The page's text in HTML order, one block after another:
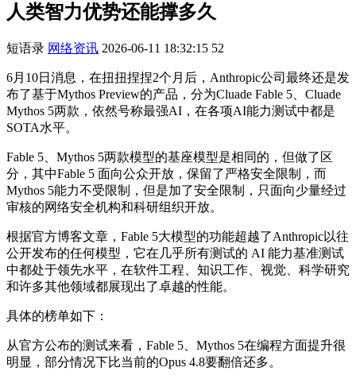
人类智力优势还能撑多久
短语录 网络资讯 2026-06-11 18:32:15 52
6月10日消息，在扭扭捏捏2个月后，Anthropic公司最终还是发
布了基于Mythos Preview的产品，分为Cluade Fable 5、Cluade
Mythos 5两款，依然号称最强AI，在各项AI能力测试中都是
SOTA水平。
Fable 5、Mythos 5两款模型的基座模型是相同的，但做了区
分，其中Fable 5 面向公众开放，保留了严格安全限制，而
Mythos 5能力不受限制，但是加了安全限制，只面向少量经过
审核的网络安全机构和科研组织开放。
根据官方博客文章，Fable 5大模型的功能超越了Anthropic以往
公开发布的任何模型，它在几乎所有测试的 AI 能力基准测试
中都处于领先水平，在软件工程、知识工作、视觉、科学研究
和许多其他领域都展现出了卓越的性能。
具体的榜单如下：
从官方公布的测试来看，Fable 5、Mythos 5在编程方面提升很
明显，部分情况下比当前的Opus 4.8要翻倍还多。